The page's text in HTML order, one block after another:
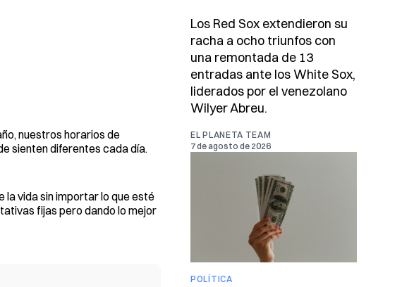
nuestros horarios de
sienten diferentes cada día.
la vida sin importar lo que esté
fijas pero dando lo mejor
Los Red Sox extendieron su
racha a ocho triunfos con
una remontada de 13
entradas ante los White Sox,
liderados por el venezolano
Wilyer Abreu.
EL PLANETA TEAM
7 de agosto de 2026
POLÍTICA